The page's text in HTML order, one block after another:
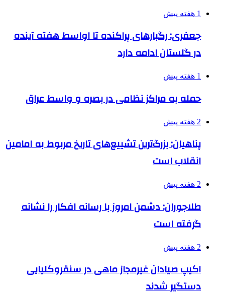
1 هفته پیش
جعفری: رگبارهای پراکنده تا اواسط هفته آینده
در گلستان ادامه دارد
1 هفته پیش
حمله به مراکز نظامی در بصره و واسط عراق
2 هفته پیش
پناهیان: بزرگ‌ترین تشییع‌های تاریخ مربوط به امامین
انقلاب است
2 هفته پیش
طلاجوران: دشمن امروز با رسانه افکار را نشانه
گرفته است
2 هفته پیش
اکیپ صیادان غیرمجاز ماهی در سنقروکلیایی
دستگیر شدند